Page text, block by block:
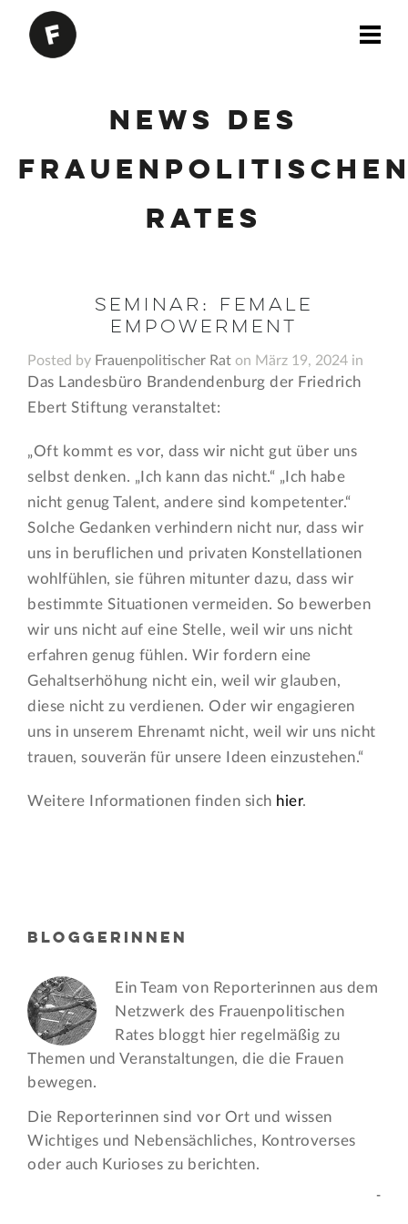
News des
Rates
Seminar: Female
Empowerment
Posted by Frauenpolitischer Rat on März 19, 2024 in
Das Landesbüro Brandendenburg der Friedrich
Ebert Stiftung veranstaltet:
„Oft kommt es vor, dass wir nicht gut über uns
selbst denken. „Ich kann das nicht.“ „Ich habe
nicht genug Talent, andere sind kompetenter.“
Solche Gedanken verhindern nicht nur, dass wir
uns in beruflichen und privaten Konstellationen
wohlfühlen, sie führen mitunter dazu, dass wir
bestimmte Situationen vermeiden. So bewerben
wir uns nicht auf eine Stelle, weil wir uns nicht
erfahren genug fühlen. Wir fordern eine
Gehaltserhöhung nicht ein, weil wir glauben,
diese nicht zu verdienen. Oder wir engagieren
uns in unserem Ehrenamt nicht, weil wir uns nicht
trauen, souverän für unsere Ideen einzustehen.“
Weitere Informationen finden sich hier.
BLOGGERINNEN
Ein Team von Reporterinnen aus dem
Netzwerk des Frauen­politischen
Rates bloggt hier regelmäßig zu
Themen und Veran­staltungen, die die Frauen
bewegen.
Die Reporterinnen sind vor Ort und wissen
Wichtiges und Nebensächliches, Kontroverses
oder auch Kurioses zu berichten.
-